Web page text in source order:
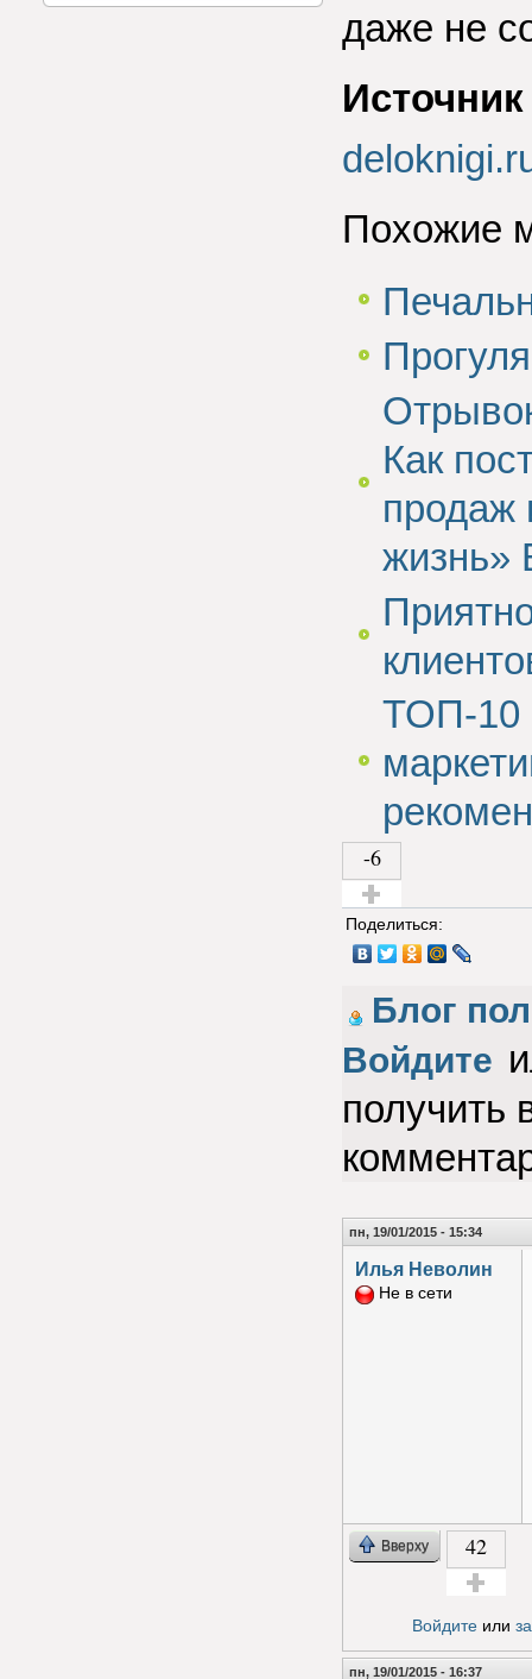
даже не
Похожие
Как
продаж
жизнь»
ТОП-10
-6
Голос за!
Поделиться:
Блог
Войдите
получить
пн, 19/01/2015 - 15:34
Илья Неволин
Не в сети
Вверху 42
Войдитеили
пн, 19/01/2015 - 16:37